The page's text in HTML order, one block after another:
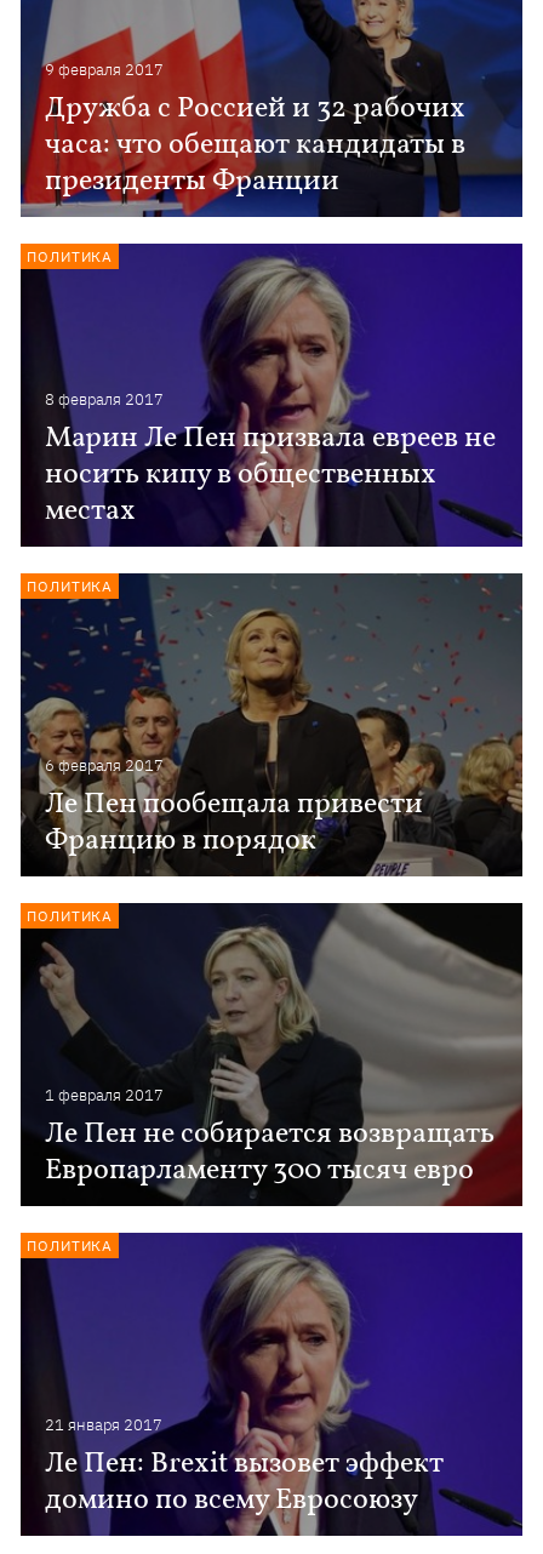
9 февраля 2017
Дружба с Россией и 32 рабочих
часа: что обещают кандидаты в
президенты Франции
8 февраля 2017
Марин Ле Пен призвала евреев не
носить кипу в общественных
местах
ПОЛИТИКА
6 февраля 2017
Ле Пен пообещала привести
Францию в порядок
ПОЛИТИКА
1 февраля 2017
Ле Пен не собирается возвращать
Европарламенту 300 тысяч евро
ПОЛИТИКА
21 января 2017
Ле Пен: Brexit вызовет эффект
домино по всему Евросоюзу
ПОЛИТИКА